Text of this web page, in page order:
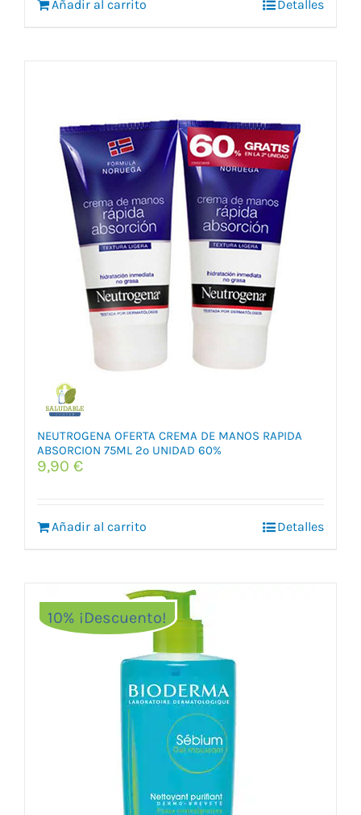
7,30 €.6,70 €.
Añadir al carrito Detalles
NEUTROGENA OFERTA CREMA DE MANOS RAPIDA
ABSORCION 75ML 2º UNIDAD 60%
9,90 €
Añadir al carrito Detalles
10% ¡Descuento!